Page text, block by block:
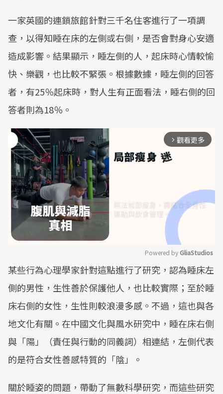
一家英國的連鎖旅館針對三千名住客進行了一項調
查，以得知睡在床的左側或右側，是否會對身心安適
造成影響。結果顯示，睡左側的人，起床時心情較愉
快、樂觀，也比較不緊張。根據數據，睡左側的回答
者，有25％起床時，對人生有正面看法，睡右側的回
答者則為18％。
arrow_forward_ios 觀看更多
Mute
Powered by GliaStudios
某些行為心理學家針對這點進行了研究，認為睡床左
側的男性，生性善於保護他人，也比較實際；至於睡
床右側的女性，生性則較浪漫多感。不過，這也與各
地文化有關。在中國文化與風水研究中，睡在床右側
與「陽」（責任與行動的同義詞）相連結，左側代表
的是符合女性善感特質的「陰」。
關於睡姿的問題，帶動了無數科學研究，而這些研究